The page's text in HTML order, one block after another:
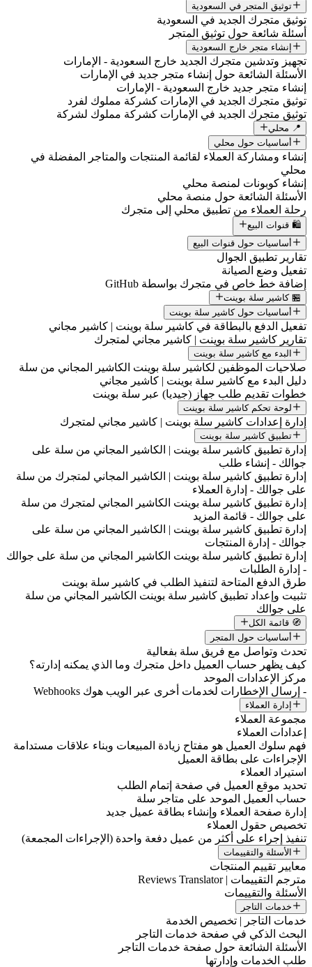
توثيق المتجر في السعودية
توثيق متجرك الجديد في السعودية
أسئلة شائعة حول توثيق المتجر
إنشاء متجر خارج السعودية
تجهيز وتدشين متجرك الجديد خارج السعودية - الإمارات
الأسئلة الشائعة حول إنشاء متجر جديد في الإمارات
إنشاء متجر جديد خارج السعودية - الإمارات
توثيق متجرك الجديد في الإمارات كشركة مملوك لفرد
توثيق متجرك الجديد في الإمارات كشركة مملوك لشركة
📍 محلي
أساسيات حول محلي
إنشاء ومشاركة العملاء لقائمة المنتجات والمتاجر المفضلة في
محلي
إنشاء كوبونات لمنصة محلي
الأسئلة الشائعة حول منصة محلي
رحلة العملاء من تطبيق محلي إلى متجرك
🛍️ قنوات البيع
أساسيات حول قنوات البيع
تقارير تطبيق الجوال
تفعيل وضع الصيانة
إضافة خط خاص في متجرك بواسطة GitHub
🏪 كاشير سلة بوينت
أساسيات حول كاشير سلة بوينت
تفعيل الدفع بالبطاقة في كاشير سلة بوينت | كاشير مجاني
تقارير كاشير سلة بوينت | كاشير مجاني لمتجرك
البدء مع كاشير سلة بوينت
صلاحيات الموظفين لكاشير سلة بوينت الكاشير المجاني من سلة
دليل البدء مع كاشير سلة بوينت | كاشير مجاني
خطوات تقديم طلب جهاز (جيديا) عبر سلة بوينت
لوحة تحكم كاشير سلة بوينت
إدارة إعدادات كاشير سلة بوينت | كاشير مجاني لمتجرك
تطبيق كاشير سلة بوينت
إدارة تطبيق كاشير سلة بوينت | الكاشير المجاني من سلة على
جوالك - إنشاء طلب
إدارة تطبيق كاشير سلة بوينت | الكاشير المجاني لمتجرك من سلة
على جوالك - إدارة العملاء
إدارة تطبيق كاشير سلة بوينت الكاشير المجاني لمتجرك من سلة
على جوالك - قائمة المزيد
إدارة تطبيق كاشير سلة بوينت | الكاشير المجاني من سلة على
جوالك - إدارة المنتجات
إدارة تطبيق كاشير سلة بوينت الكاشير المجاني من سلة على جوالك
- إدارة الطلبات
طرق الدفع المتاحة لتنفيذ الطلب في كاشير سلة بوينت
تثبيت وإعداد تطبيق كاشير سلة بوينت الكاشير المجاني من سلة
على جوالك
🧭 قائمة الكل
أساسيات حول المتجر
تحدث وتواصل مع فريق سلة بفعالية
كيف يظهر حساب العميل داخل متجرك وما الذي يمكنه إدارته؟
مركز الإعدادات الموحد
- إرسال الإخطارات لخدمات أخرى عبر الويب هوك Webhooks
إدارة العملاء
مجموعة العملاء
إعدادات العملاء
فهم سلوك العميل هو مفتاح زيادة المبيعات وبناء علاقات مستدامة
الإجراءات على بطاقة العميل
استيراد العملاء
تحديد موقع العميل في صفحة إتمام الطلب
حساب العميل الموحد على متاجر سلة
إدارة صفحة العملاء وإنشاء بطاقة عميل جديد
تخصيص حقول العملاء
تنفيذ إجراء على أكثر من عميل دفعة واحدة (الإجراءات المجمعة)
الأسئلة والتقييمات
معايير تقييم المنتجات
مترجم التقييمات | Reviews Translator
الأسئلة والتقييمات
خدمات التاجر
خدمات التاجر | تخصيص الخدمة
البحث الذكي في صفحة خدمات التاجر
الأسئلة الشائعة حول صفحة خدمات التاجر
طلب الخدمات وإدارتها